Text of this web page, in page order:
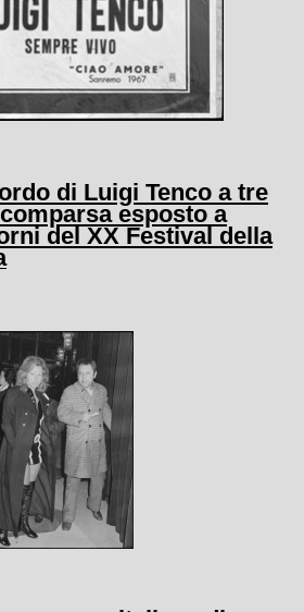
di Luigi Tenco a tre
esposto a
del XX Festival della